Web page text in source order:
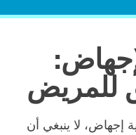
للمريض
إجهاض، لا ينبغي أن